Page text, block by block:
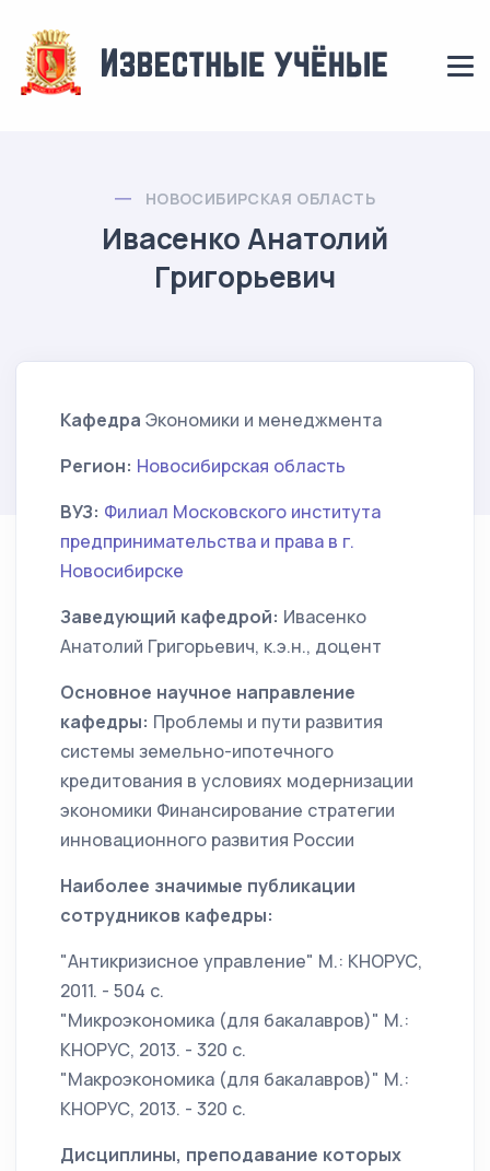
НОВОСИБИРСКАЯ ОБЛАСТЬ
Ивасенко Анатолий
Григорьевич
Кафедра Экономики и менеджмента
Регион: Новосибирская область
ВУЗ: Филиал Московского института
предпринимательства и права в г.
Новосибирске
Заведующий кафедрой: Ивасенко
Анатолий Григорьевич, к.э.н., доцент
Основное научное направление
кафедры: Проблемы и пути развития
системы земельно-ипотечного
кредитования в условиях модернизации
экономики Финансирование стратегии
инновационного развития России
Наиболее значимые публикации
сотрудников кафедры:
"Антикризисное управление" М.: КНОРУС,
2011. - 504 с.
"Микроэкономика (для бакалавров)" М.:
КНОРУС, 2013. - 320 с.
"Макроэкономика (для бакалавров)" М.:
КНОРУС, 2013. - 320 с.
Дисциплины, преподавание которых